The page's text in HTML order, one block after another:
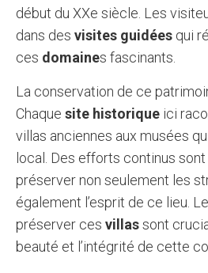
début du XXe siècle. Les
dans des visites guidées qui
ces domaines fascinants.
La conservation de ce
Chaque site historique ici
villas anciennes aux musées
local. Des efforts continus
préserver non seulement les
également l’esprit de ce lieu.
préserver ces villassont
beauté et l’intégrité de cette